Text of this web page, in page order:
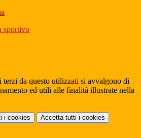
sportivo
terzi da questo utilizzati si avvalgono di
ed utili alle finalità illustrate nella
i cookies Accetta tutti i cookies